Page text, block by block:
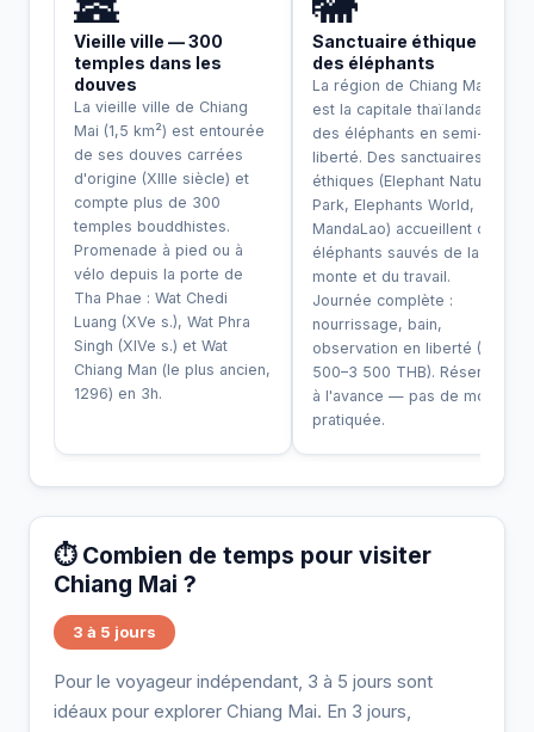
Vieille ville — 300
temples dans les
douves
La vieille ville de Chiang
Mai (1,5 km²) est entourée
de ses douves carrées
d'origine (XIIIe siècle) et
compte plus de 300
temples bouddhistes.
Promenade à pied ou à
vélo depuis la porte de
Tha Phae : Wat Chedi
Luang (XVe s.), Wat Phra
Singh (XIVe s.) et Wat
Chiang Man (le plus ancien,
1296) en 3h.
Sanctuaire éthique
des éléphants
La région de Chiang Mai
est la capitale thaïlandaise
des éléphants en semi-
liberté. Des sanctuaires
éthiques (Elephant Nature
Park, Elephants World,
MandaLao) accueillent des
éléphants sauvés de la
monte et du travail.
Journée complète :
nourrissage, bain,
observation en liberté (~2
500–3 500 THB). Réserver
à l'avance — pas de monte
pratiquée.
⏱️ Combien de temps pour visiter
Chiang Mai ?
3 à 5 jours
Pour le voyageur indépendant, 3 à 5 jours sont
idéaux pour explorer Chiang Mai. En 3 jours,